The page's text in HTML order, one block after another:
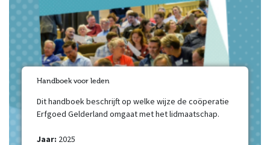
Handboek voor leden
Dit handboek beschrijft op welke wijze de coöperatie
Erfgoed Gelderland omgaat met het lidmaatschap.
Jaar: 2025